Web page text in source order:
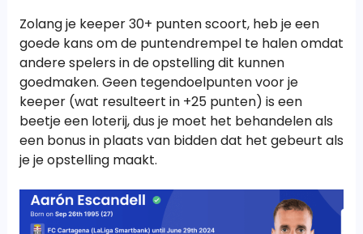
Zolang je keeper 30+ punten scoort, heb je een
goede kans om de puntendrempel te halen omdat
andere spelers in de opstelling dit kunnen
goedmaken. Geen tegendoelpunten voor je
keeper (wat resulteert in +25 punten) is een
beetje een loterij, dus je moet het behandelen als
een bonus in plaats van bidden dat het gebeurt als
je je opstelling maakt.